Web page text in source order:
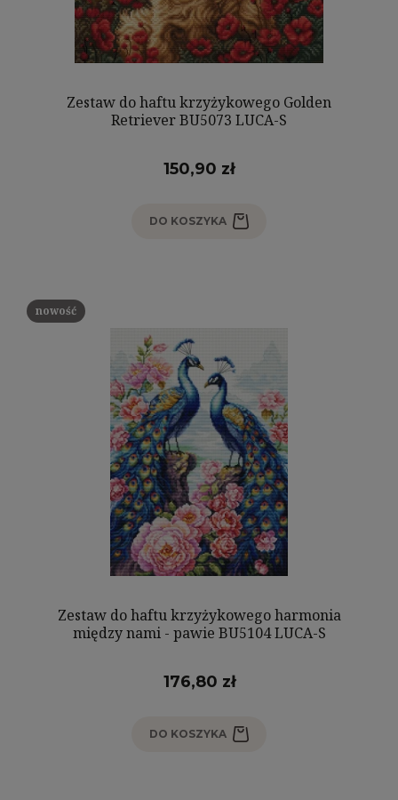
Zestaw do haftu krzyżykowego Golden
Retriever BU5073 LUCA-S
150,90 zł
DO KOSZYKA
Zestaw do haftu krzyżykowego harmonia
między nami - pawie BU5104 LUCA-S
176,80 zł
DO KOSZYKA
nowość